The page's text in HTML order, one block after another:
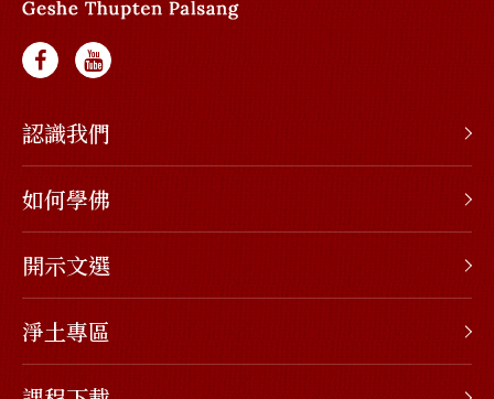
認識我們
如何學佛
開示文選
淨土專區